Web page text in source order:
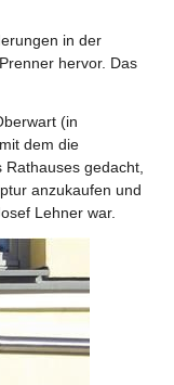
in der
hervor. Das
(in
dem die
gedacht,
anzukaufen und
Lehner war.